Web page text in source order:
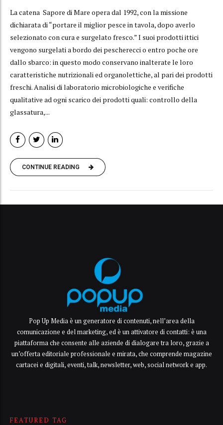
La catena Sapore di Mare opera dal 1992, con la missione
dichiarata di “portare il miglior pesce in tavola, dopo averlo
selezionato con cura e surgelato fresco.” I suoi prodotti ittici
vengono surgelati a bordo dei pescherecci o entro poche ore
dallo sbarco: in questo modo conservano inalterate le loro
caratteristiche nutrizionali ed organolettiche, al pari dei prodotti
freschi. Analisi di laboratorio microbiologiche e verifiche
qualitative ad ogni scarico dei prodotti quali: controllo della
glassatura,...
CONTINUE READING
Pop Up Media è un generatore di contenuti, nell’area della
comunicazione e del marketing, ed è un attivatore di contatti: è una
piattaforma che consente alle aziende di dialogare tra loro, grazie a
un’offerta editoriale professionale e mirata, che comprende magazine
cartacei e digitali, eventi, talk, newsletter, web, social network e app.
FEATURED TAG